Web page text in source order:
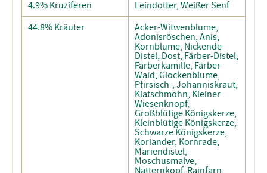
4.9% Kruziferen
Leindotter, Weißer Senf
44.8% Kräuter
Acker-Witwenblume,
Adonisröschen, Anis,
Kornblume, Nickende
Distel, Dost, Färber-Distel,
Färberkamille, Färber-
Waid, Glockenblume,
Pfirsisch-, Johanniskraut,
Klatschmohn, Kleiner
Wiesenknopf,
Großblütige Königskerze,
Kleinblütige Königskerze,
Schwarze Königskerze,
Koriander, Kornrade,
Mariendistel,
Moschusmalve,
Natternkopf, Rainfarn,